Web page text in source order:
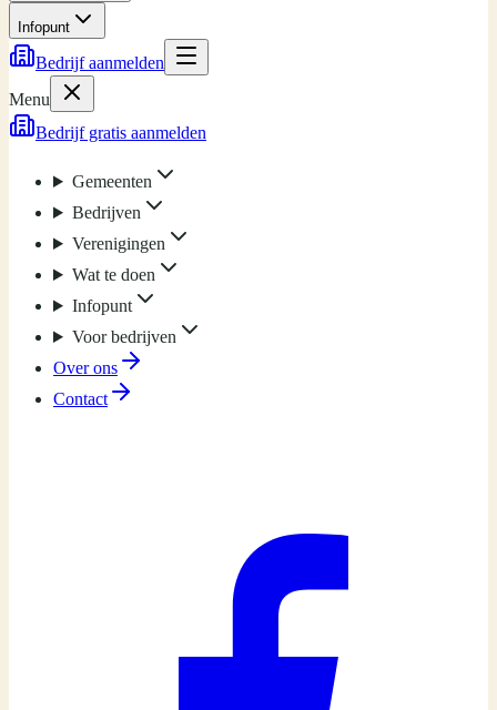
Infopunt
Bedrijf aanmelden
Menu
Bedrijf gratis aanmelden
Gemeenten
Bedrijven
Verenigingen
Wat te doen
Infopunt
Voor bedrijven
Over ons
Contact